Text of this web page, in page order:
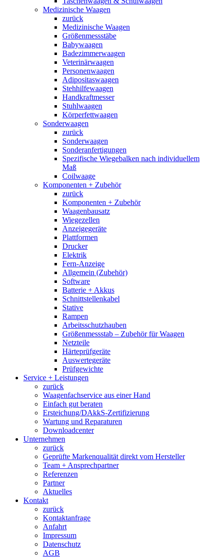
Medizinische Waagen
zurück
Medizinische Waagen
Größenmessstäbe
Babywaagen
Badezimmerwaagen
Veterinärwaagen
Personenwaagen
Adipositaswaagen
Stehhilfewaagen
Handkraftmesser
Stuhlwaagen
Körperfettwaagen
Sonderwaagen
zurück
Sonderwaagen
Sonderanfertigungen
Spezifische Wiegebalken nach individuellem
Maß
Coilwaage
Komponenten + Zubehör
zurück
Komponenten + Zubehör
Waagenbausatz
Wiegezellen
Anzeigegeräte
Plattformen
Drucker
Elektrik
Fern-Anzeige
Allgemein (Zubehör)
Software
Batterie + Akkus
Schnittstellenkabel
Stative
Rampen
Arbeitsschutzhauben
Größenmessstab – Zubehör für Waagen
Netzteile
Härteprüfgeräte
Auswertegeräte
Prüfgewichte
Service + Leistungen
zurück
Waagenfachservice aus einer Hand
Einfach gut beraten
Ersteichung/DAkkS-Zertifizierung
Wartung und Reparaturen
Downloadcenter
Unternehmen
zurück
Geprüfte Markenqualität direkt vom Hersteller
Team + Ansprechpartner
Referenzen
Partner
Aktuelles
Kontakt
zurück
Kontaktanfrage
Anfahrt
Impressum
Datenschutz
AGB